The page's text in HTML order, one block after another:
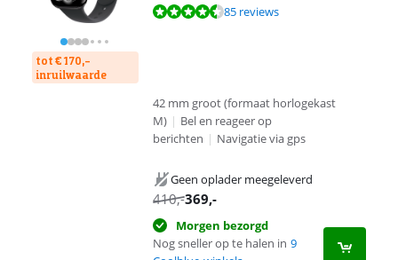
tot € 170,-
inruilwaarde
Beoordeling is 9,2 van de 10, gebaseerd op 85 reviews.
85 reviews
42 mm groot (formaat horlogekast
M) | Bel en reageer op
berichten | Navigatie via gps
Geen oplader meegeleverd
410,-369,-
Morgen bezorgd
Nog sneller op te halen in 9